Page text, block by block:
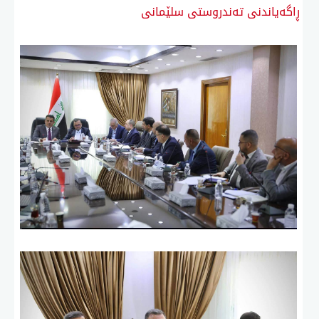
ڕاگەیاندنی تەندروستی سلێمانی